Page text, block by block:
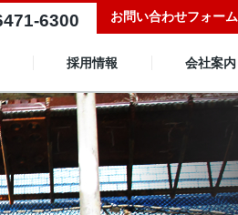
6300 お問い合わせフォーム
採用情報 会社案内